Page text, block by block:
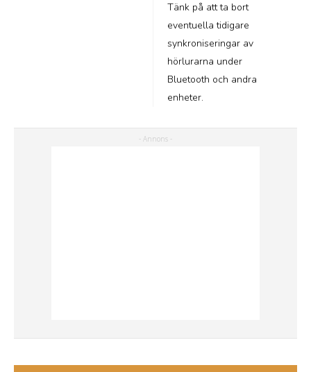
Tänk på att ta bort
eventuella tidigare
synkroniseringar av
hörlurarna under
Bluetooth och andra
enheter.